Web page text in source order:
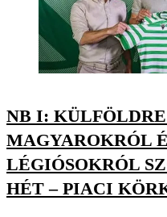
NB I:
MAGYAROKRÓL
LÉGIÓSOKRÓL
HÉT – PIACI